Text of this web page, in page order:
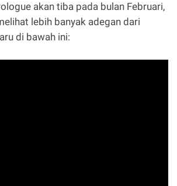
akan tiba pada bulan Februari,
lebih banyak adegan dari
di bawah ini: